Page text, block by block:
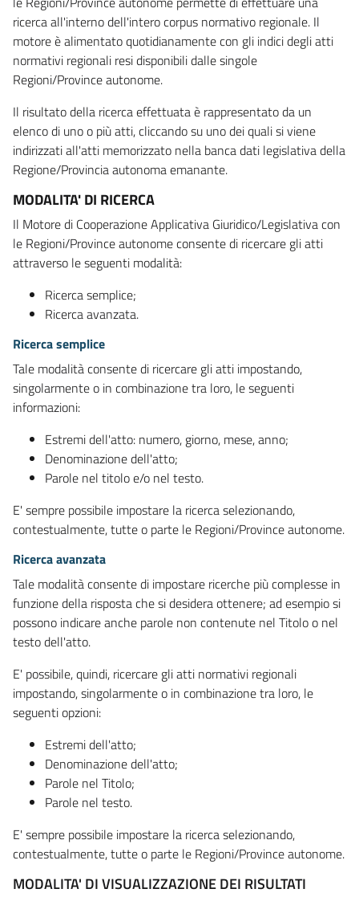
ricerca all'interno dell'intero corpus normativo regionale. Il
motore è alimentato quotidianamente con gli indici degli atti
normativi regionali resi disponibili dalle singole
Regioni/Province autonome.
Il risultato della ricerca effettuata è rappresentato da un
elenco di uno o più atti, cliccando su uno dei quali si viene
indirizzati all'atti memorizzato nella banca dati legislativa della
Regione/Provincia autonoma emanante.
MODALITA' DI RICERCA
Il Motore di Cooperazione Applicativa Giuridico/Legislativa con
le Regioni/Province autonome consente di ricercare gli atti
attraverso le seguenti modalità:
Ricerca semplice;
Ricerca avanzata.
Ricerca semplice
Tale modalità consente di ricercare gli atti impostando,
singolarmente o in combinazione tra loro, le seguenti
informazioni:
Estremi dell'atto: numero, giorno, mese, anno;
Denominazione dell'atto;
Parole nel titolo e/o nel testo.
E' sempre possibile impostare la ricerca selezionando,
contestualmente, tutte o parte le Regioni/Province autonome.
Ricerca avanzata
Tale modalità consente di impostare ricerche più complesse in
funzione della risposta che si desidera ottenere; ad esempio si
possono indicare anche parole non contenute nel Titolo o nel
testo dell'atto.
E' possibile, quindi, ricercare gli atti normativi regionali
impostando, singolarmente o in combinazione tra loro, le
seguenti opzioni:
Estremi dell'atto;
Denominazione dell'atto;
Parole nel Titolo;
Parole nel testo.
E' sempre possibile impostare la ricerca selezionando,
contestualmente, tutte o parte le Regioni/Province autonome.
MODALITA' DI VISUALIZZAZIONE DEI RISULTATI